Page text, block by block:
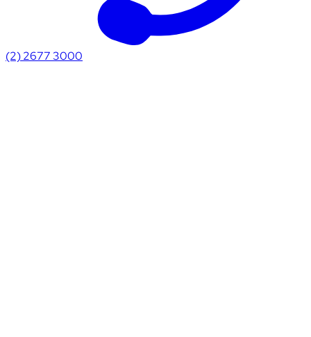
(2) 2677 3000